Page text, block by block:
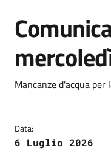
Dettagli
Descrizione breve
Mancanze d'acqua per
Data:
6 Luglio 2026